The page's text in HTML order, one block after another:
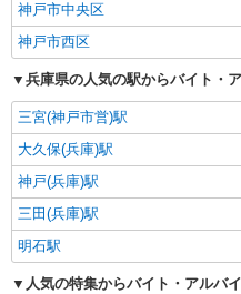
神戸市中央区
神戸市西区
兵庫県の人気の駅からバイト・
三宮(神戸市営)駅
大久保(兵庫)駅
神戸(兵庫)駅
三田(兵庫)駅
明石駅
人気の特集からバイト・アルバ